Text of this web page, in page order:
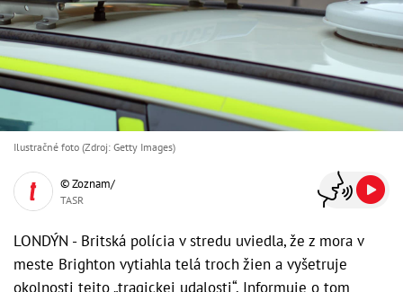
Ilustračné foto (Zdroj: Getty Images)
© Zoznam/
TASR
LONDÝN - Britská polícia v stredu uviedla, že z mora v
meste Brighton vytiahla telá troch žien a vyšetruje
okolnosti tejto „tragickej udalosti“. Informuje o tom